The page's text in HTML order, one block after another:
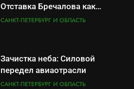
Отставка Бречалова как
результат управленческих
САНКТ-ПЕТЕРБУРГ И ОБЛАСТЬ
Зачистка неба: Силовой
передел авиаотрасли
САНКТ-ПЕТЕРБУРГ И ОБЛАСТЬ